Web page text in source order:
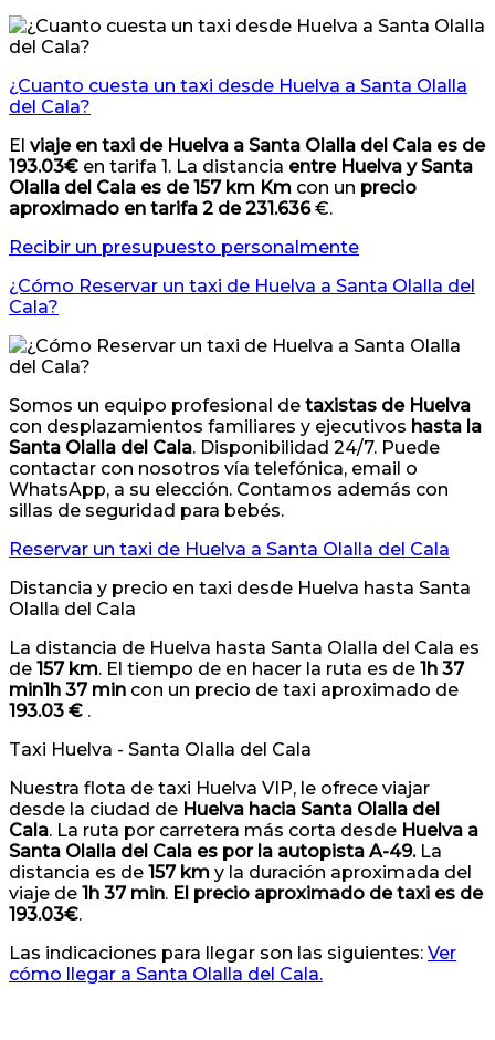
¿Cuanto cuesta un taxi desde Huelva a Santa Olalla
del Cala?
El viaje en taxi de Huelva a Santa Olalla del Cala es de
193.03€ en tarifa 1. La distancia entre Huelva y Santa
Olalla del Cala es de 157 km Km con un precio
aproximado en tarifa 2 de 231.636€.
Recibir un presupuesto personalmente
¿Cómo Reservar un taxi de Huelva a Santa Olalla del
Cala?
Somos un equipo profesional de taxistas de Huelva
con desplazamientos familiares y ejecutivos hasta la
Santa Olalla del Cala. Disponibilidad 24/7. Puede
contactar con nosotros vía telefónica, email o
WhatsApp, a su elección. Contamos además con
sillas de seguridad para bebés.
Reservar un taxi de Huelva a Santa Olalla del Cala
Distancia y precio en taxi desde Huelva hasta Santa
Olalla del Cala
La distancia de Huelva hasta Santa Olalla del Cala es
de 157 km. El tiempo de en hacer la ruta es de 1h 37
min1h 37 min con un precio de taxi aproximado de
193.03 € .
Taxi Huelva - Santa Olalla del Cala
Nuestra flota de taxi Huelva VIP, le ofrece viajar
desde la ciudad de Huelva hacia Santa Olalla del
Cala. La ruta por carretera más corta desde Huelva a
Santa Olalla del Cala es por la autopista A-49.La
distancia es de 157 km y la duración aproximada del
viaje de 1h 37 min. El precio aproximado de taxi es de
193.03€.
Las indicaciones para llegar son las siguientes: Ver
cómo llegar a Santa Olalla del Cala.